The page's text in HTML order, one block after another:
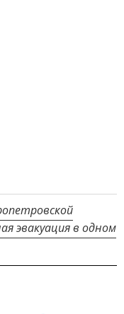
эвакуация в одном